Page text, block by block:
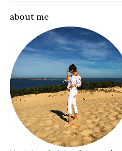
about me